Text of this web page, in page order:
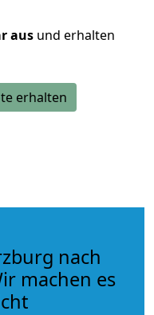
aus und erhalten
erhalten
nach
machen es